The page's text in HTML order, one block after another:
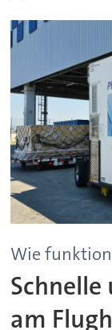
Wie
Schnelle
am